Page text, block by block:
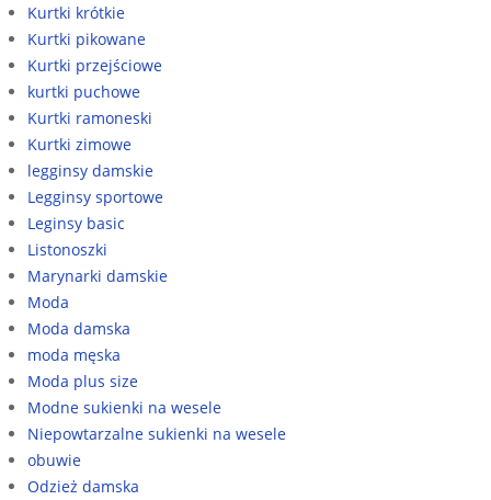
Kurtki krótkie
Kurtki pikowane
Kurtki przejściowe
kurtki puchowe
Kurtki ramoneski
Kurtki zimowe
legginsy damskie
Legginsy sportowe
Leginsy basic
Listonoszki
Marynarki damskie
Moda
Moda damska
moda męska
Moda plus size
Modne sukienki na wesele
Niepowtarzalne sukienki na wesele
obuwie
Odzież damska